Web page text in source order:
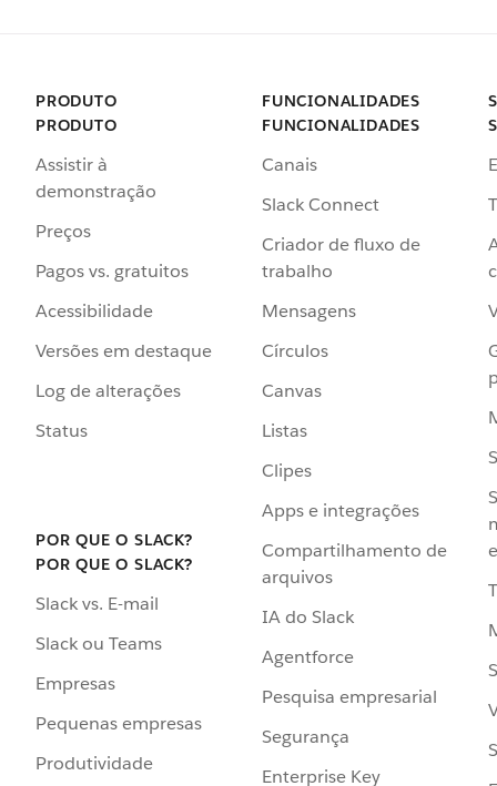
PRODUTO
PRODUTO
Assistir à
demonstração
Preços
Pagos vs. gratuitos
Acessibilidade
Versões em destaque
Log de alterações
Status
POR QUE O SLACK?
POR QUE O SLACK?
Slack vs. E-mail
Slack ou Teams
Empresas
Pequenas empresas
Produtividade
FUNCIONALIDADES
FUNCIONALIDADES
Canais
Slack Connect
Criador de fluxo de
trabalho
Mensagens
Círculos
Canvas
Listas
Clipes
Apps e integrações
Compartilhamento de
arquivos
IA do Slack
Agentforce
Pesquisa empresarial
Segurança
Enterprise Key